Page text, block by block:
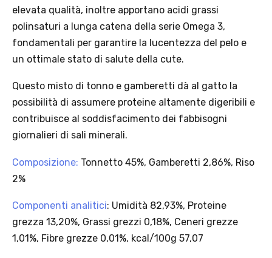
elevata qualità, inoltre apportano acidi grassi
polinsaturi a lunga catena della serie Omega 3,
fondamentali per garantire la lucentezza del pelo e
un ottimale stato di salute della cute.
Questo misto di tonno e gamberetti dà al gatto la
possibilità di assumere proteine altamente digeribili e
contribuisce al soddisfacimento dei fabbisogni
giornalieri di sali minerali.
Composizione: Tonnetto 45%, Gamberetti 2,86%, Riso
2%
Componenti analitici: Umidità 82,93%, Proteine
grezza 13,20%, Grassi grezzi 0,18%, Ceneri grezze
1,01%, Fibre grezze 0,01%, kcal/100g 57,07
· Sconto: 5% riservato esclusivamente ai prodotti a marchio
Platinum.
seleziona la spedizione InPost.
· Durata: offerta valida per 2 settimane dal lancio 2–16 agosto 2026 .
· Effetto sul carrello: una volta aggiunto un prodotto Platinum in
offerta, l’intero carrello viene spedito tramite InPost (non più
kg complessivi (peso lordo dei prodotti).
Scopri i prodotti Platinum